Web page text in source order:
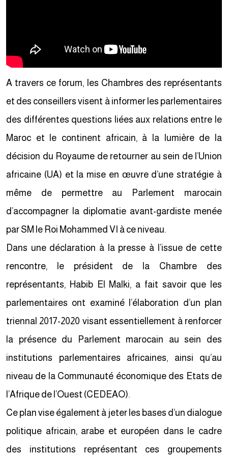
A travers ce forum, les Chambres des représentants
et des conseillers visent à informer les parlementaires
des différentes questions liées aux relations entre le
Maroc et le continent africain, à la lumière de la
décision du Royaume de retourner au sein de l’Union
africaine (UA) et la mise en œuvre d’une stratégie à
même de permettre au Parlement marocain
d’accompagner la diplomatie avant-gardiste menée
par SM le Roi Mohammed VI à ce niveau.
Dans une déclaration à la presse à l’issue de cette
rencontre, le président de la Chambre des
représentants, Habib El Malki, a fait savoir que les
parlementaires ont examiné l’élaboration d’un plan
triennal 2017-2020 visant essentiellement à renforcer
la présence du Parlement marocain au sein des
institutions parlementaires africaines, ainsi qu’au
niveau de la Communauté économique des Etats de
l’Afrique de l’Ouest (CEDEAO).
Ce plan vise également à jeter les bases d’un dialogue
politique africain, arabe et européen dans le cadre
des institutions représentant ces groupements